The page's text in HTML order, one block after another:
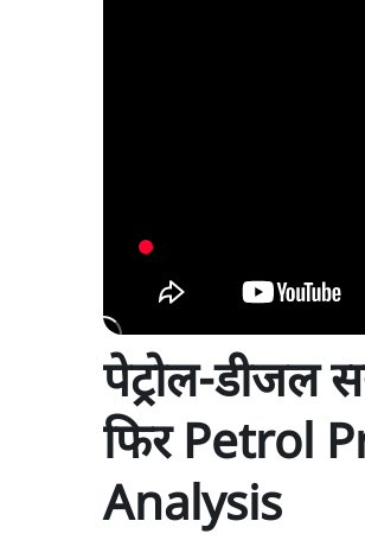
पेट्रोल-डीजल
फिर Petrol
Analysis